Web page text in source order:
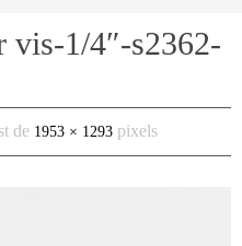
vis-1/4″-s2362-
de 1953 × 1293 pixels